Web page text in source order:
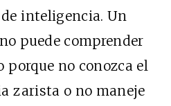
inteligencia. Un
puede comprender
porque no conozca el
zarista o no maneje